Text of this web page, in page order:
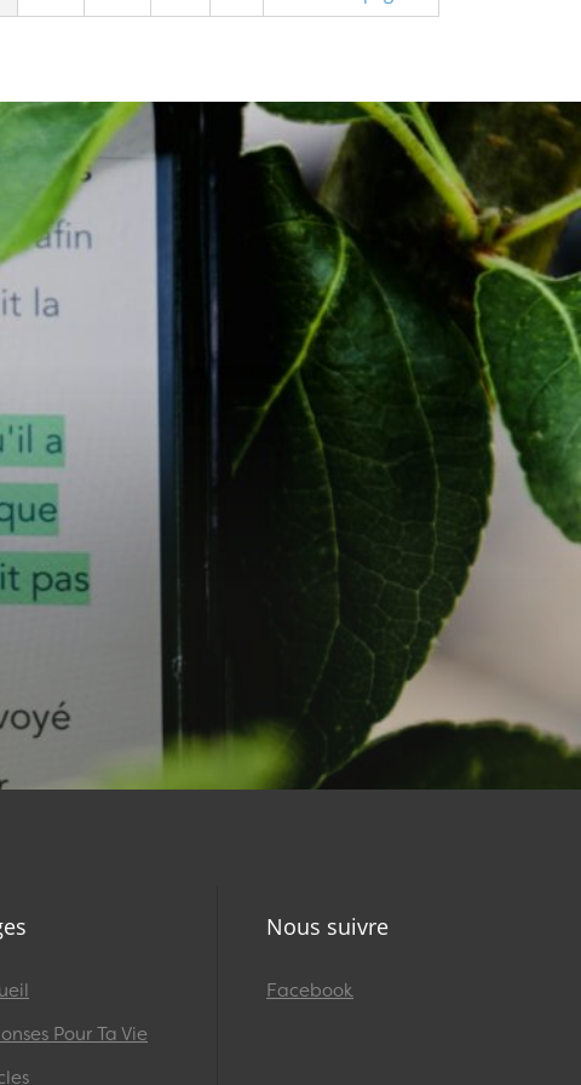
Pour Ta Vie
Nous suivre
Facebook